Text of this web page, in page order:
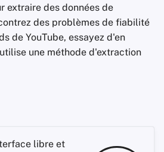
extraire des données de
des problèmes de fiabilité
de YouTube, essayez d'en
une méthode d'extraction
libre et